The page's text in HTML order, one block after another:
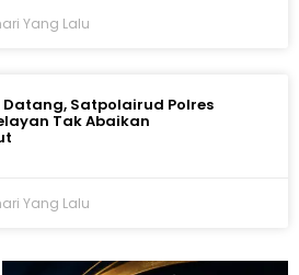
Yang Lalu
Datang, Satpolairud Polres
Tak Abaikan
Yang Lalu